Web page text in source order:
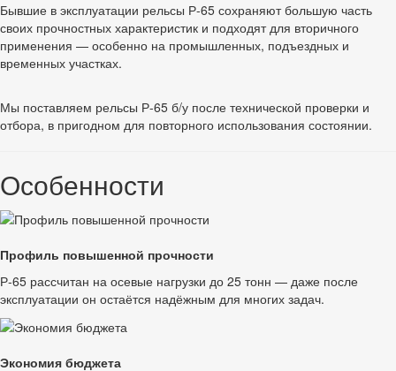
Бывшие в эксплуатации рельсы Р-65 сохраняют большую часть
своих прочностных характеристик и подходят для вторичного
применения — особенно на промышленных, подъездных и
временных участках.
Мы поставляем рельсы Р-65 б/у после технической проверки и
отбора, в пригодном для повторного использования состоянии.
Особенности
Профиль повышенной прочности
Р-65 рассчитан на осевые нагрузки до 25 тонн — даже после
эксплуатации он остаётся надёжным для многих задач.
Экономия бюджета